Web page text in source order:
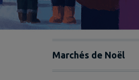
Marchés de Noël